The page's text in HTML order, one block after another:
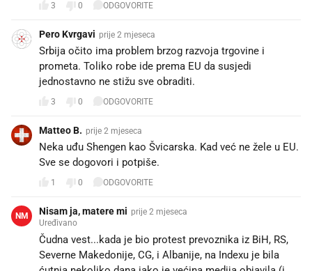
3 0 ODGOVORITE
Pero Kvrgavi prije 2 mjeseca
Srbija očito ima problem brzog razvoja trgovine i
prometa. Toliko robe ide prema EU da susjedi
jednostavno ne stižu sve obraditi. 😄
3 0 ODGOVORITE
Matteo B. prije 2 mjeseca
Neka uđu Shengen kao Švicarska. Kad već ne žele u EU.
Sve se dogovori i potpiše.
1 0 ODGOVORITE
NM Nisam ja, matere mi prije 2 mjeseca
Uređivano
Čudna vest...kada je bio protest prevoznika iz BiH, RS,
Severne Makedonije, CG, i Albanije, na Indexu je bila